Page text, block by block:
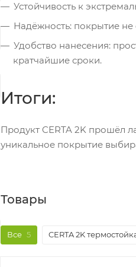
Устойчивость к
Надёжность: покрытие не
Удобство нанесения:
кратчайшие сроки.
Итоги:
Продукт CERTA 2K прошёл
уникальное покрытие
Товары
Все 5 CERTA 2K